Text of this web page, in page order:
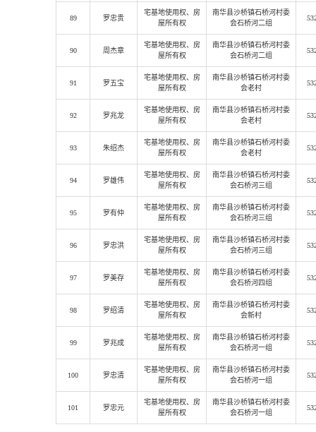
89 罗忠贵
宅基地使用权、房
屋所有权
南华县沙桥镇石桥河村委
会石桥河二组
90 周杰章
宅基地使用权、房
屋所有权
南华县沙桥镇石桥河村委
会石桥河二组
91 罗五宝
宅基地使用权、房
屋所有权
南华县沙桥镇石桥河村委
会老村
92 罗兆龙
宅基地使用权、房
屋所有权
南华县沙桥镇石桥河村委
会老村
93 朱绍杰
宅基地使用权、房
屋所有权
南华县沙桥镇石桥河村委
会老村
94 罗雄伟
宅基地使用权、房
屋所有权
南华县沙桥镇石桥河村委
会石桥河三组
95 罗有仲
宅基地使用权、房
屋所有权
南华县沙桥镇石桥河村委
会石桥河三组
96 罗忠洪
宅基地使用权、房
屋所有权
南华县沙桥镇石桥河村委
会石桥河三组
97 罗美存
宅基地使用权、房
屋所有权
南华县沙桥镇石桥河村委
会石桥河四组
98 罗绍清
宅基地使用权、房
屋所有权
南华县沙桥镇石桥河村委
会新村
99 罗兆成
宅基地使用权、房
屋所有权
南华县沙桥镇石桥河村委
会石桥河一组
100 罗忠清
宅基地使用权、房
屋所有权
南华县沙桥镇石桥河村委
会石桥河一组
101 罗忠元
宅基地使用权、房
屋所有权
南华县沙桥镇石桥河村委
会石桥河一组